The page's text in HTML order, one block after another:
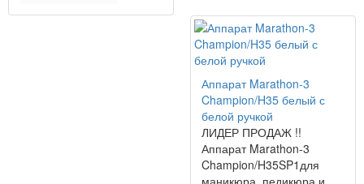
Аппарат Marathon-3
Champion/H35 белый с
белой ручкой
ЛИДЕР ПРОДАЖ !!
Аппарат Marathon-3
Champion/H35SP1для